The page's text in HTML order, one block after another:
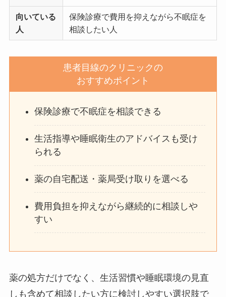
向いている
人
保険診療で費用を抑えながら不眠症を
相談したい人
患者目線のクリニックの
おすすめポイント
保険診療で不眠症を相談できる
生活指導や睡眠衛生のアドバイスも受け
られる
薬の自宅配送・薬局受け取りを選べる
費用負担を抑えながら継続的に相談しや
すい
薬の処方だけでなく、生活習慣や睡眠環境の見直
しも含めて相談したい方に検討しやすい選択肢で